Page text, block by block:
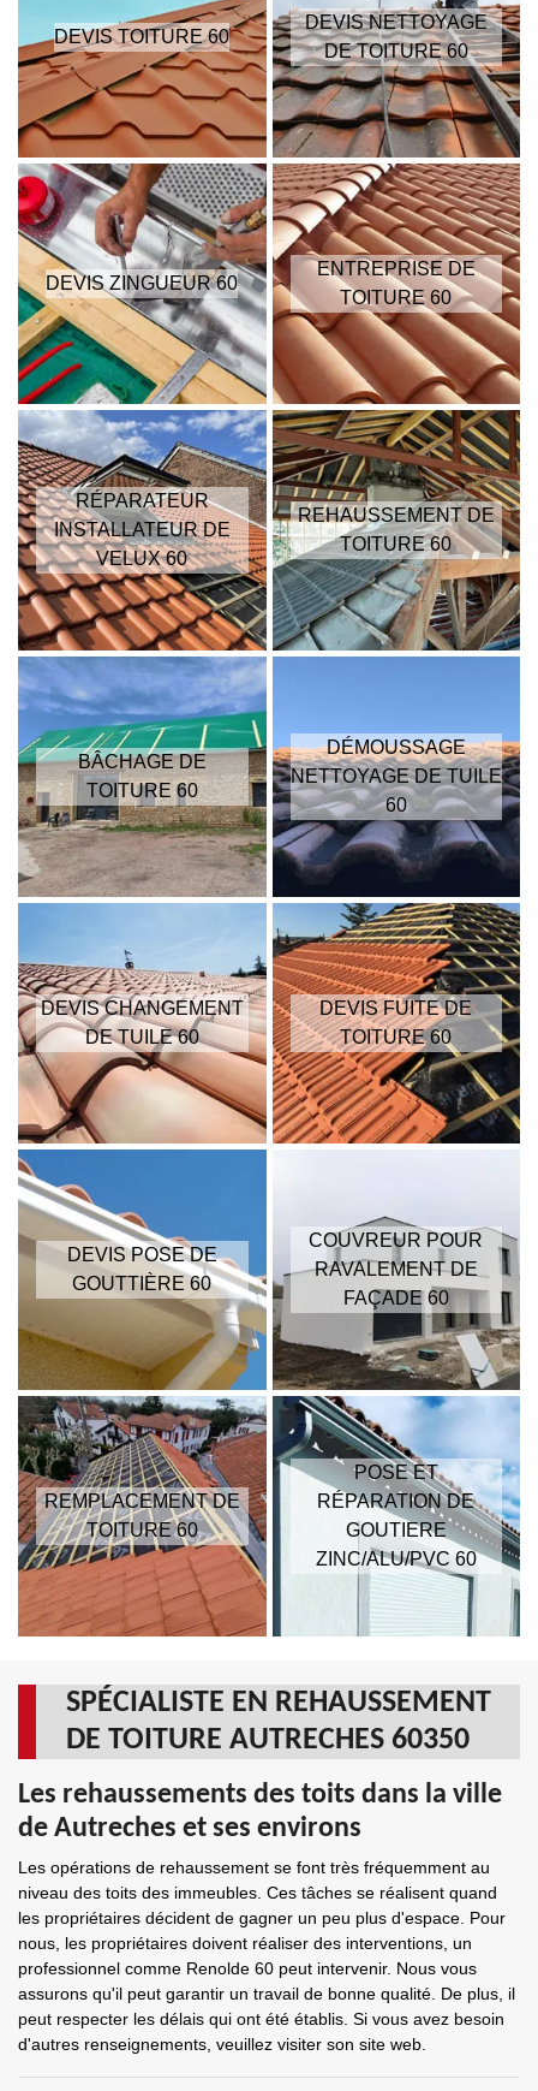
DEVIS TOITURE 60
DEVIS NETTOYAGE
DE TOITURE 60
DEVIS ZINGUEUR 60
ENTREPRISE DE
TOITURE 60
RÉPARATEUR
INSTALLATEUR DE
VELUX 60
REHAUSSEMENT DE
TOITURE 60
BÂCHAGE DE
TOITURE 60
DÉMOUSSAGE
NETTOYAGE DE TUILE
60
DEVIS CHANGEMENT
DE TUILE 60
DEVIS FUITE DE
TOITURE 60
DEVIS POSE DE
GOUTTIÈRE 60
COUVREUR POUR
RAVALEMENT DE
FAÇADE 60
REMPLACEMENT DE
TOITURE 60
POSE ET
RÉPARATION DE
GOUTIERE
ZINC/ALU/PVC 60
SPÉCIALISTE EN REHAUSSEMENT
DE TOITURE AUTRECHES 60350
Les rehaussements des toits dans la ville
de Autreches et ses environs
Les opérations de rehaussement se font très fréquemment au
niveau des toits des immeubles. Ces tâches se réalisent quand
les propriétaires décident de gagner un peu plus d'espace. Pour
nous, les propriétaires doivent réaliser des interventions, un
professionnel comme Renolde 60 peut intervenir. Nous vous
assurons qu'il peut garantir un travail de bonne qualité. De plus, il
peut respecter les délais qui ont été établis. Si vous avez besoin
d'autres renseignements, veuillez visiter son site web.